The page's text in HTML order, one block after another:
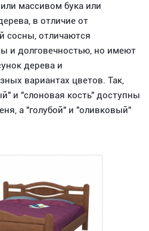
массивом бука или
в отличие от
сосны, отличаются
и долговечностью, но имеют
дерева и
вариантах цветов. Так,
и "слоновая кость" доступны
а "голубой" и "оливковый"